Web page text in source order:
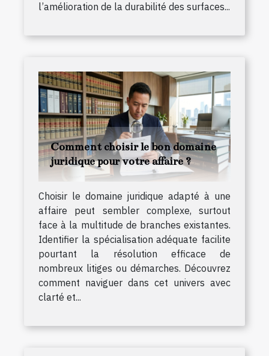
l’amélioration de la durabilité des surfaces...
Comment choisir le bon domaine
juridique pour votre affaire ?
Choisir le domaine juridique adapté à une
affaire peut sembler complexe, surtout
face à la multitude de branches existantes.
Identifier la spécialisation adéquate facilite
pourtant la résolution efficace de
nombreux litiges ou démarches. Découvrez
comment naviguer dans cet univers avec
clarté et...